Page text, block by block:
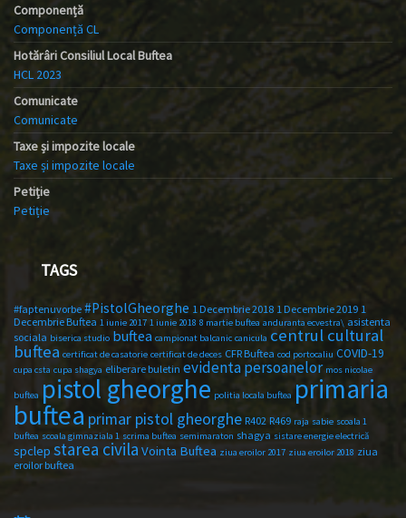
Componență
Componență CL
Hotărâri Consiliul Local Buftea
HCL 2023
Comunicate
Comunicate
Taxe și impozite locale
Taxe și impozite locale
Petiție
Petiție
TAGS
#faptenuvorbe #PistolGheorghe 1 Decembrie 2018 1 Decembrie 2019 1
Decembrie Buftea 1 iunie 2017 1 iunie 2018 8 martie buftea anduranta ecvestra\ asistenta
sociala biserica studio buftea campionat balcanic canicula centrul cultural
buftea certificat de casatorie certificat de deces CFR Buftea cod portocaliu COVID-19
cupa csta cupa shagya eliberare buletin evidenta persoanelor mos nicolae
buftea pistol gheorghe politia locala buftea primaria
buftea primar pistol gheorghe R402 R469 raja sabie scoala 1
buftea scoala gimnaziala 1 scrima buftea semimaraton shagya sistare energie electrică
spclep starea civila Vointa Buftea ziua eroilor 2017 ziua eroilor 2018 ziua
eroilor buftea